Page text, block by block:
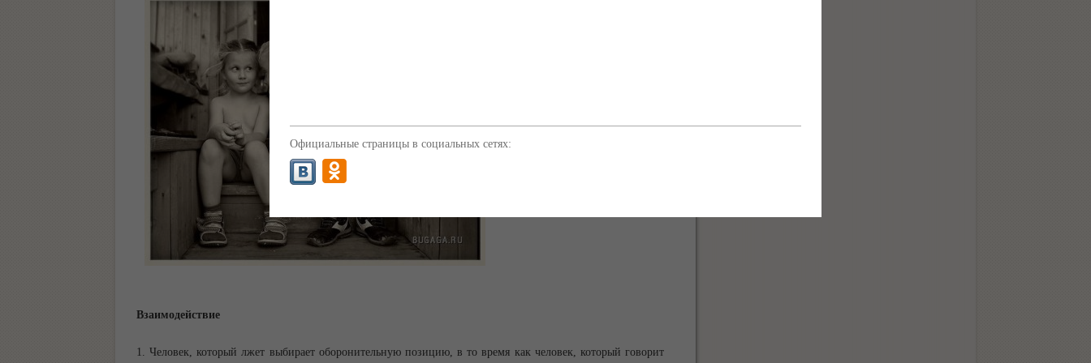
Взаимодействие
1. Человек, который лжет выбирает оборонительную позицию, в то время как человек, который говорит
Официальные страницы в социальных сетях: